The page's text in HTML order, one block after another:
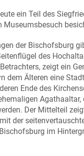
ein Teil des
Museumsbesuch
der Bischofsburg
des
zeigt ein
dem Älteren eine
Ende des
Agathaaltar,
Der Mittelteil
der
im